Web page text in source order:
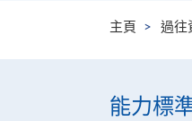
主頁 過往
能力標